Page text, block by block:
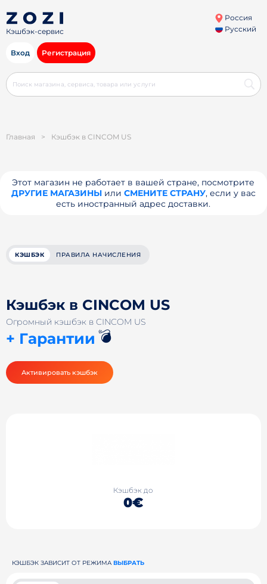
Кэшбэк-сервис
Россия
Русский
Вход Регистрация
Главная > Кэшбэк в CINCOM US
Этот магазин не работает в вашей стране, посмотрите
ДРУГИЕ МАГАЗИНЫили СМЕНИТЕ СТРАНУ, если у вас
есть иностранный адрес доставки.
КЭШБЭК ПРАВИЛА НАЧИСЛЕНИЯ
Кэшбэк в CINCOM US
Огромный кэшбэк в CINCOM US
+ Гарантии 💣
Активировать кэшбэк
Кэшбэк до
0€
КЭШБЭК ЗАВИСИТ ОТ РЕЖИМА ВЫБРАТЬ